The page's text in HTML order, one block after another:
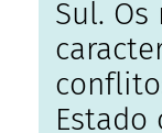
Sul.